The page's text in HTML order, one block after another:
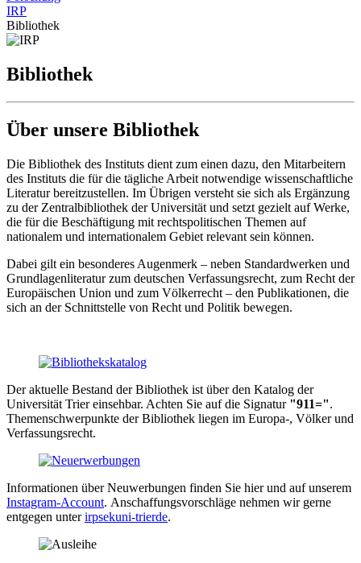
IRP
Bibliothek
Bibliothek
Über unsere Bibliothek
Die Bibliothek des Instituts dient zum einen dazu, den Mitarbeitern
des Instituts die für die tägliche Arbeit notwendige wissenschaftliche
Literatur bereitzustellen. Im Übrigen versteht sie sich als Ergänzung
zu der Zentralbibliothek der Universität und setzt gezielt auf Werke,
die für die Beschäftigung mit rechtspolitischen Themen auf
nationalem und internationalem Gebiet relevant sein können.
Dabei gilt ein besonderes Augenmerk – neben Standardwerken und
Grundlagenliteratur zum deutschen Verfassungsrecht, zum Recht der
Europäischen Union und zum Völkerrecht – den Publikationen, die
sich an der Schnittstelle von Recht und Politik bewegen.
Der aktuelle Bestand der Bibliothek ist über den Katalog der
Universität Trier einsehbar. Achten Sie auf die Signatur "911=".
Themenschwerpunkte der Bibliothek liegen im Europa-, Völker und
Verfassungsrecht.
Informationen über Neuwerbungen finden Sie hier und auf unserem
Instagram-Account. Anschaffungsvorschläge nehmen wir gerne
entgegen unterirpsekuni-trierde.